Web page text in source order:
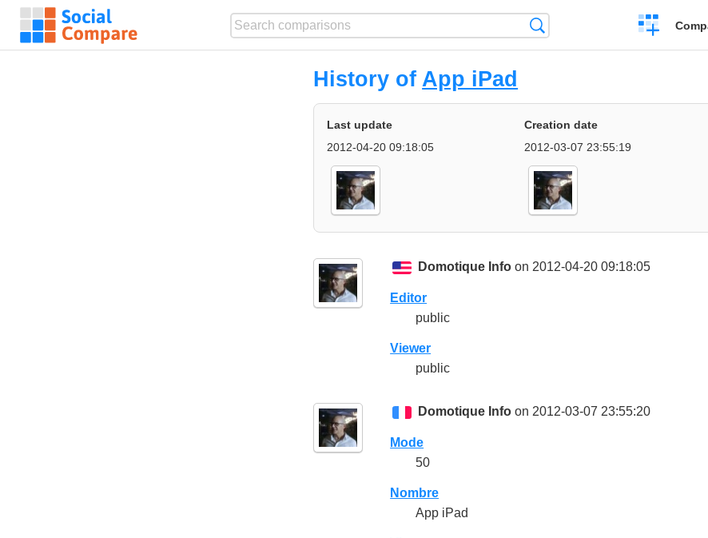
Crear
una
History of App iPad
Last update
2012-04-20 09:18:05
Creation date
2012-03-07 23:55:19
Domotique Infoon 2012-04-20 09:18:05
Editor
public
Viewer
public
Domotique Infoon 2012-03-07 23:55:20
Mode
50
Nombre
App iPad